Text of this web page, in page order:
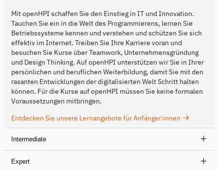
Mit openHPI schaffen Sie den Einstieg in IT und Innovation.
Tauchen Sie ein in die Welt des Programmierens, lernen Sie
Betriebssysteme kennen und verstehen und schützen Sie sich
effektiv im Internet. Treiben Sie Ihre Karriere voran und
besuchen Sie Kurse über Teamwork, Unternehmensgründung
und Design Thinking. Auf openHPI unterstützen wir Sie in Ihrer
persönlichen und beruflichen Weiterbildung, damit Sie mit den
rasanten Entwicklungen der digitalisierten Welt Schritt halten
können. Für die Kurse auf openHPI müssen Sie keine formalen
Voraussetzungen mitbringen.
Entdecken Sie unsere Lernangebote für Anfänger:innen
Intermediate
Expert